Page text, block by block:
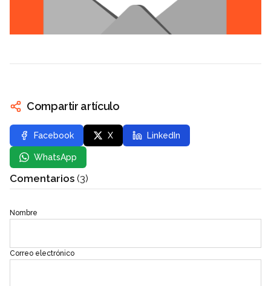
Compartir artículo
Facebook X LinkedIn
WhatsApp
Comentarios (3)
Nombre
Correo electrónico